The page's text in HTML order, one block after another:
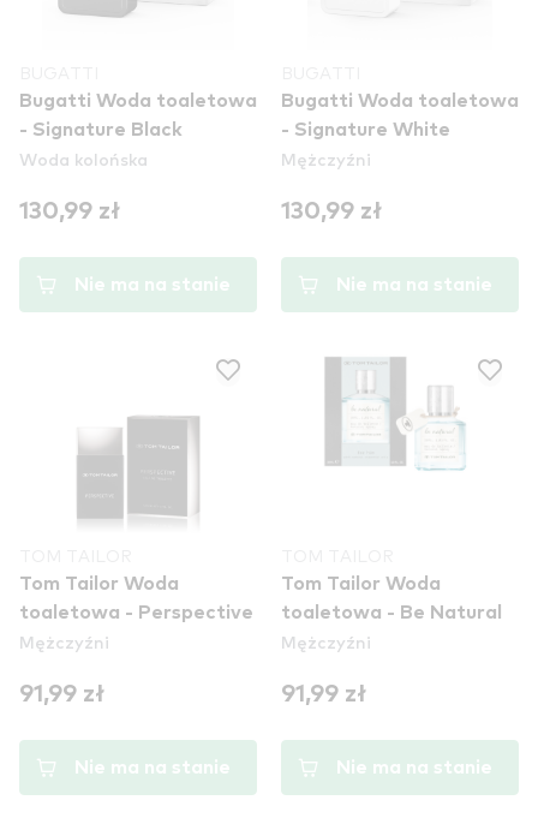
Bugatti Woda toaletowa
- Signature Black
Woda kolońska
130,99 zł
Nie ma na stanie
Bugatti Woda toaletowa
- Signature White
Mężczyźni
130,99 zł
Nie ma na stanie
Tom Tailor Woda
toaletowa - Perspective
Mężczyźni
91,99 zł
Nie ma na stanie
Tom Tailor Woda
toaletowa - Be Natural
Mężczyźni
91,99 zł
Nie ma na stanie